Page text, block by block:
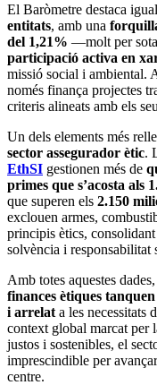
El Baròmetre destaca
entitats, amb una
del 1,21% —molt per
participació activa en
missió social i ambiental.
només finança projectes
criteris alineats amb els
Un dels elements més
sector assegurador ètic.
EthSI gestionen més de
primes que s’acosta als
que superen els 2.150
exclouen armes,
principis ètics,
solvència i responsabilitat
Amb totes aquestes
finances ètiques
i arrelat a les necessitats
context global marcat per
justos i sostenibles, el
imprescindible per
centre.